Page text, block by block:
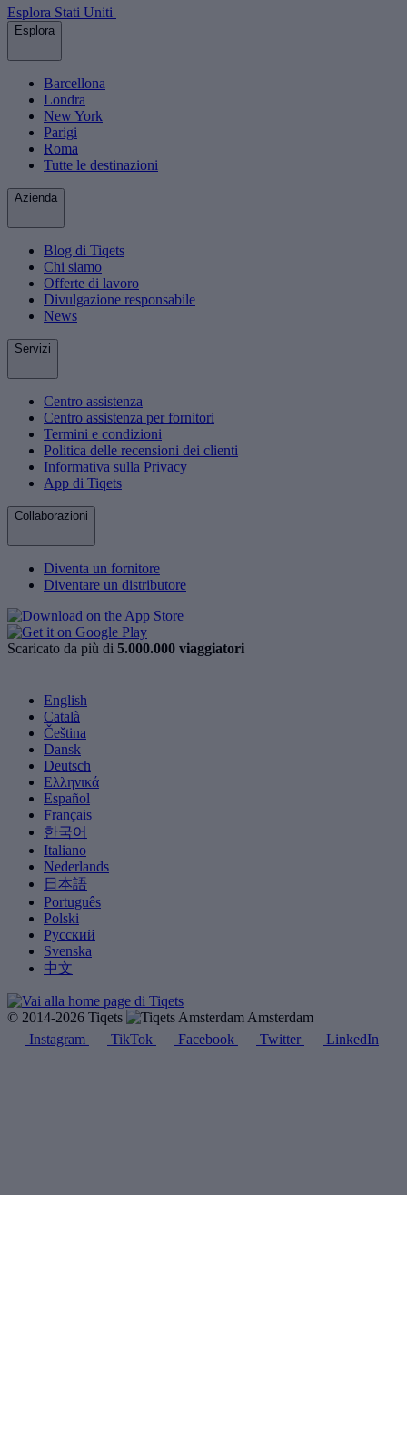
Esplora Stati Uniti
Esplora
Barcellona
Londra
New York
Parigi
Roma
Tutte le destinazioni
Azienda
Blog di Tiqets
Chi siamo
Offerte di lavoro
Divulgazione responsabile
News
Servizi
Centro assistenza
Centro assistenza per fornitori
Termini e condizioni
Politica delle recensioni dei clienti
Informativa sulla Privacy
App di Tiqets
Collaborazioni
Diventa un fornitore
Diventare un distributore
Scaricato da più di 5.000.000 viaggiatori
English
Català
Čeština
Dansk
Deutsch
Ελληνικά
Español
Français
한국어
Italiano
Nederlands
日本語
Português
Polski
Русский
Svenska
中文
© 2014-2026 Tiqets
Amsterdam
Instagram
TikTok Facebook Twitter LinkedIn